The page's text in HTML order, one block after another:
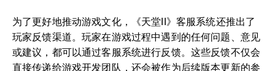
为了更好地推动游戏文化，《天堂II》客服系统还推出了
玩家反馈渠道。玩家在游戏过程中遇到的任何问题、意见
或建议，都可以通过客服系统进行反馈。这些反馈不仅会
直接传递给游戏开发团队，还会被作为后续版本更新的参